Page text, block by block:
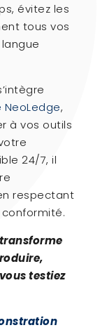
évitez les
tous vos
NeoLedge,
à vos outils
24/7, il
respectant
transforme
testiez